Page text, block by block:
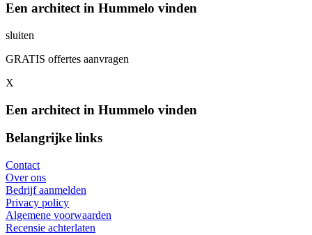
Een architect in Hummelo vinden
sluiten
GRATIS offertes aanvragen
X
Een architect in Hummelo vinden
Belangrijke links
Contact
Over ons
Bedrijf aanmelden
Privacy policy
Algemene voorwaarden
Recensie achterlaten